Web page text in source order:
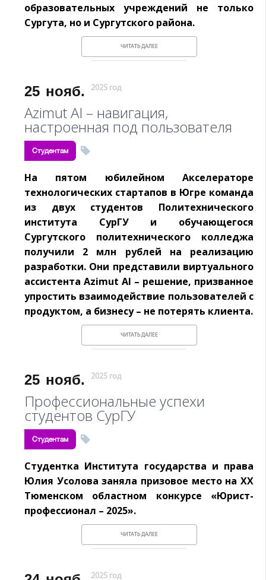
образовательных учреждений не только
Сургута, но и Сургутского района.
ЧИТАТЬ ДАЛЕЕ
25 нояб. 2025 год
Azimut AI – навигация,
настроенная под пользователя
Студентам
На пятом юбилейном Акселераторе
технологических стартапов в Югре команда
из двух студентов Политехнического
института СурГУ и обучающегося
Сургутского политехнического колледжа
получили 2 млн рублей на реализацию
разработки. Они представили виртуального
ассистента Azimut AI – решение, призванное
упростить взаимодействие пользователей с
продуктом, а бизнесу – не потерять клиента.
ЧИТАТЬ ДАЛЕЕ
25 нояб. 2025 год
Профессиональные успехи
студентов СурГУ
Студентам
Студентка Института государства и права
Юлия Усолова заняла призовое место на XX
Тюменском областном конкурсе «Юрист-
профессионал – 2025».
ЧИТАТЬ ДАЛЕЕ
2025 год